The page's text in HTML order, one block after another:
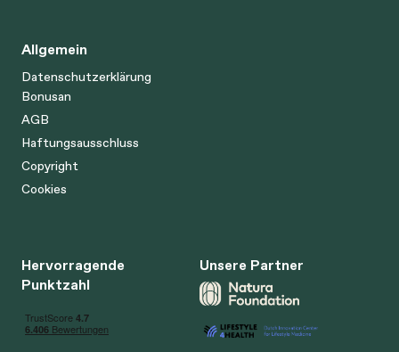
Allgemein
Datenschutzerklärung
Bonusan
AGB
Haftungsausschluss
Copyright
Cookies
Hervorragende
Punktzahl
Unsere Partner